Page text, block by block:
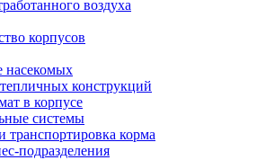
воздуха
корпусов
насекомых
конструкций
в корпусе
системы
транспортировка корма
подразделения